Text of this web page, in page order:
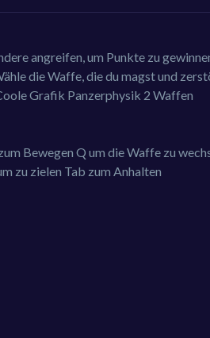
angreifen, um Punkte zu
die Waffe, die du magst und
Grafik Panzerphysik 2 Waffen
Bewegen Q um die Waffe zu
zu zielen Tab zum Anhalten